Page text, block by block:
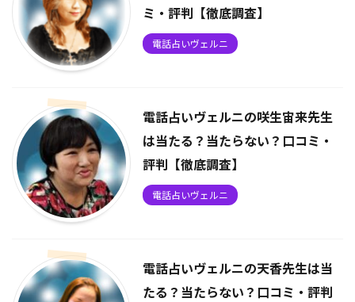
ミ・評判【徹底調査】
電話占いヴェルニ
電話占いヴェルニの咲生宙来先生
は当たる？当たらない？口コミ・
評判【徹底調査】
電話占いヴェルニ
電話占いヴェルニの天香先生は当
たる？当たらない？口コミ・評判